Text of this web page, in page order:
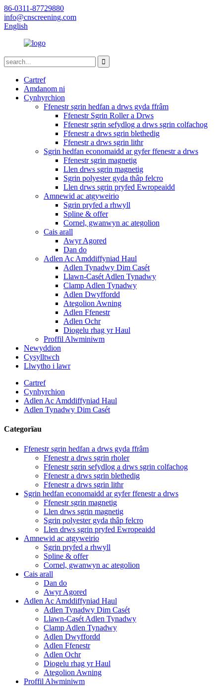
86-0311-87729880
info@cnscreening.com
English
Cartref
Amdanom ni
Cynhyrchion
Ffenestr sgrin hedfan a drws gyda ffrâm
Ffenestr Sgrin Roller a Drws
Ffenestr sgrin sefydlog a drws sgrin colfachog
Ffenestr a drws sgrin blethedig
Ffenestr a drws sgrin lithr
Sgrin hedfan economaidd ar gyfer ffenestr a drws
Ffenestr sgrin magnetig
Llen drws sgrin magnetig
Sgrin polyester gyda thâp felcro
Llen drws sgrin pryfed Ewropeaidd
Amnewid ac atgyweirio
Sgrin pryfed a rhwyll
Spline & offer
Cornel, gwanwyn ac ategolion
Cais arall
Awyr Agored
Dan do
Adlen Ac Amddiffyniad Haul
Adlen Tynadwy Dim Casét
Llawn-Casét Adlen Tynadwy
Clamp Adlen Tynadwy
Adlen Dwyffordd
Ategolion Awning
Adlen Ffenestr
Adlen Ochr
Diogelu rhag yr Haul
Proffil Alwminiwm
Newyddion
Cysylltwch
Llwytho i lawr
Cartref
Cynhyrchion
Adlen Ac Amddiffyniad Haul
Adlen Tynadwy Dim Casét
Categorïau
Ffenestr sgrin hedfan a drws gyda ffrâm
Ffenestr a drws sgrin rholer
Ffenestr sgrin sefydlog a drws sgrin colfachog
Ffenestr a drws sgrin blethedig
Ffenestr a drws sgrin lithr
Sgrin hedfan economaidd ar gyfer ffenestr a drws
Ffenestr sgrin magnetig
Llen drws sgrin magnetig
Sgrin polyester gyda thâp felcro
Llen drws sgrin pryfed Ewropeaidd
Amnewid ac atgyweirio
Sgrin pryfed a rhwyll
Spline & offer
Cornel, gwanwyn ac ategolion
Cais arall
Dan do
Awyr Agored
Adlen Ac Amddiffyniad Haul
Adlen Tynadwy Dim Casét
Llawn-Casét Adlen Tynadwy
Clamp Adlen Tynadwy
Adlen Dwyffordd
Adlen Ffenestr
Adlen Ochr
Diogelu rhag yr Haul
Ategolion Awning
Proffil Alwminiwm